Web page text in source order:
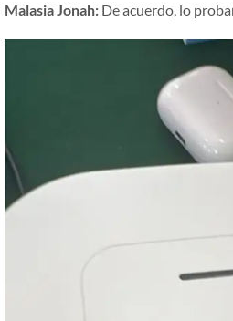
Malasia Jonah: De acuerdo, lo